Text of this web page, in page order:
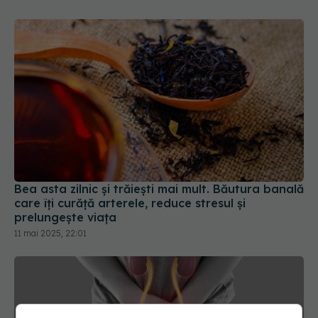
Bea asta zilnic și trăiești mai mult. Băutura banală
care îți curăță arterele, reduce stresul și
prelungește viața
11 mai 2025, 22:01